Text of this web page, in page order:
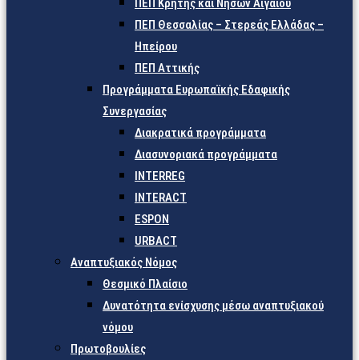
ΠΕΠ Κρήτης και Νήσων Αιγαίου
ΠΕΠ Θεσσαλίας – Στερεάς Ελλάδας –
Ηπείρου
ΠΕΠ Αττικής
Προγράμματα Ευρωπαϊκής Εδαφικής
Συνεργασίας
Διακρατικά προγράμματα
Διασυνοριακά προγράμματα
INTERREG
INTERACT
ESPON
URBACT
Αναπτυξιακός Νόμος
Θεσμικό Πλαίσιο
Δυνατότητα ενίσχυσης μέσω αναπτυξιακού
νόμου
Πρωτοβουλίες